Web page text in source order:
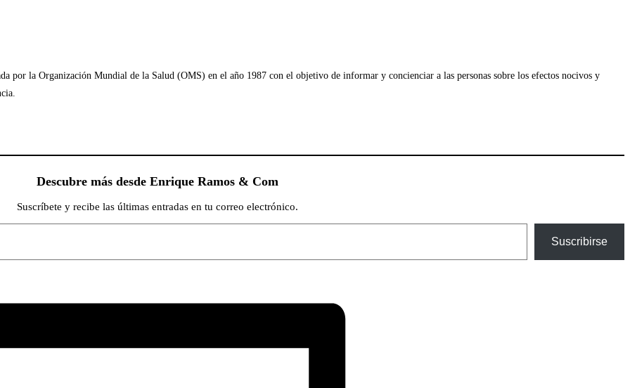
por la Organización Mundial de la Salud (OMS) en el año 1987 con el objetivo de informar y concienciar a las personas sobre los efectos nocivos y
Descubre más desde Enrique Ramos & Com
Suscríbete y recibe las últimas entradas en tu correo electrónico.
Suscribirse